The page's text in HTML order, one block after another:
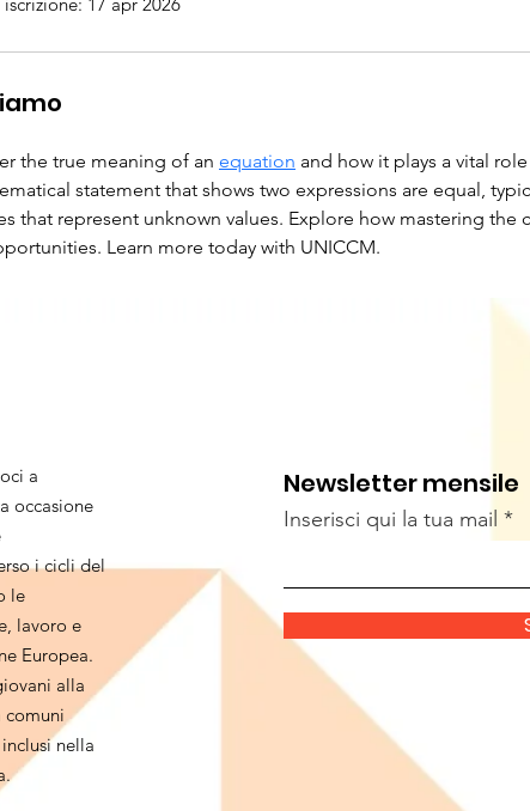
the true meaning of an equation and how it plays a vital
statement that shows two expressions are equal,
that represent unknown values. Explore how mastering
Learn more today with UNICCM.
a
occasione
i cicli del
le
lavoro e
Europea.
alla
comuni
nella
Newsletter mensile
Inserisci qui la tua mail